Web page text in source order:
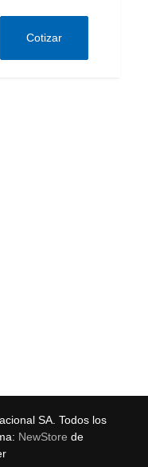
deCotizar
SA. Todos los
NewStore de